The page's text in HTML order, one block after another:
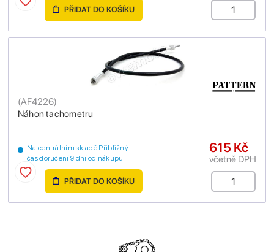
PŘIDAT DO KOŠÍKU
Náhon tachometru
(AF4226)
Na centrálním skladě Přibližný
čas doručení 9 dní od nákupu
615 Kč
včetně DPH
PŘIDAT DO KOŠÍKU